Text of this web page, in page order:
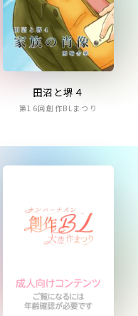
田沼と堺４
第16回創作BLまつり